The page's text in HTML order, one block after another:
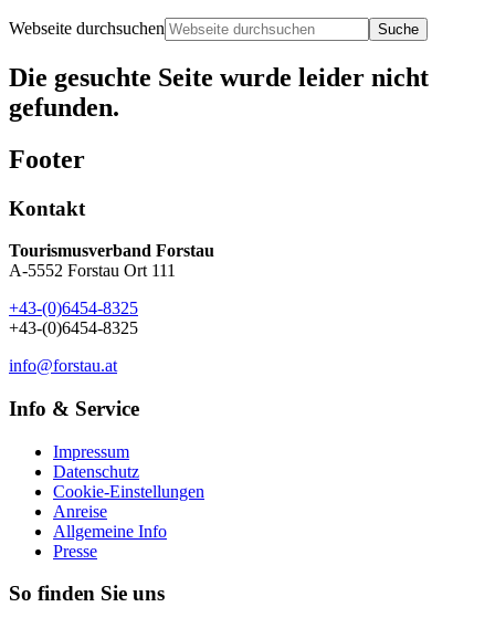
Webseite durchsuchen
Die gesuchte Seite wurde leider nicht
gefunden.
Footer
Kontakt
Tourismusverband Forstau
A-5552 Forstau Ort 111
+43-(0)6454-8325
+43-(0)6454-8325
info@forstau.at
Info & Service
Impressum
Datenschutz
Cookie-Einstellungen
Anreise
Allgemeine Info
Presse
So finden Sie uns